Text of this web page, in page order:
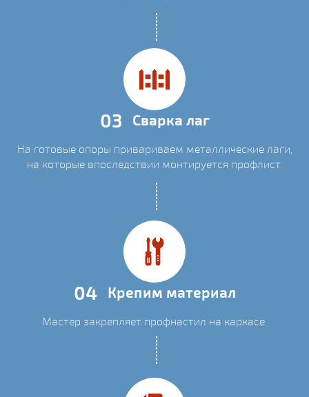
03 Сварка лаг
На готовые опоры привариваем металлические лаги,
на которые впоследствии монтируется профлист.
04 Крепим материал
Мастер закрепляет профнастил на каркасе.